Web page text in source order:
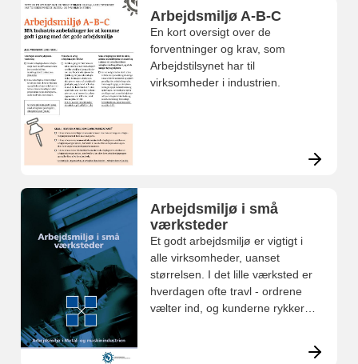
Arbejdsmiljø A-B-C
En kort oversigt over de
forventninger og krav, som
Arbejdstilsynet har til
virksomheder i industrien.
Arbejdsmiljø i små
værksteder
Et godt arbejdsmiljø er vigtigt i
alle virksomheder, uanset
størrelsen. I det lille værksted er
hverdagen ofte travl - ordrene
vælter ind, og kunderne rykker i